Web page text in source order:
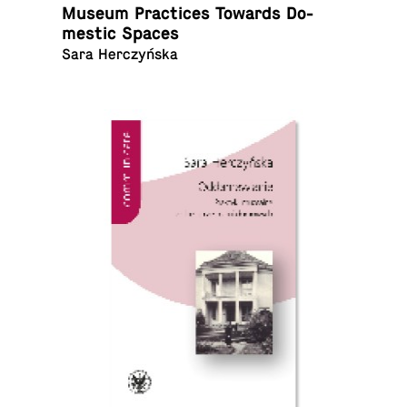
Museum Prac­tices Towards Do­
mes­tic Spaces
Sara Herczyńska